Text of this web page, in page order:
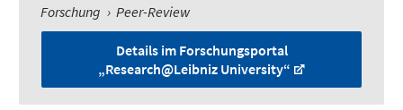
Forschung › Peer-Review
Details im Forschungsportal
„Research@Leibniz University“